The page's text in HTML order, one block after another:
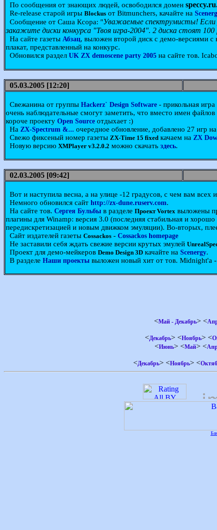
По сообщения от знающих людей, освободился домен
Re-release старой игры Blockus от Bitmunchers, качайте на
Сообщение от Саша Ксора: "Уважаемые спектрумисты! Если
закажите диски конкурса "Твоя игра-2004". 2 диска стоят
На сайте газеты Абзац, выложен второй диск с демо-версиями с
плакат, представленный на конкурс.
Обновился раздел UK ZX demoscene party 2005 на сайте тов.
05.03.2005 [12:20]
Свежанина от группы Hackerz` Design Software - прикольная
очень наблюдательные смогут заметить, что вместо имен
короче проекту Open Source отдыхает :)
На ZX-Spectrum &... очередное обновление, добавлено 27 игр
Свежо фиксеный номер газеты ZX-Time 15 fixed качаем на ZX
Новую версию XMPlayer v3.2.0.2 можно скачать здесь.
02.03.2005 [09:42]
Вот и наступила весна, а на улице -12 градусов, с чем вам всех
Немного обновился сайт http://zx-dune.ruserv.com.
На сайте тов. Сергея Бульбы в разделе Проект Vortex выложены
плагины для Winamp: версия 3.0 (последняя стабильная и
передискретизацией и новым движком эмуляции). Во-вторых,
Сайт издателей газеты Cossackos - Cossackos homepage
Не заставили себя ждать свежие версии крутых эмулей
Проект для демо-мейкеров Demo Design 3D качайте на Scenergy.
В разделе Наши проекты выложен новый хит от тов. Midnight'a
<Май - Декабрь> <
<Декабрь> <Ноябрь> <
<Июнь> <Май> <
<Декабрь> <Ноябрь> <